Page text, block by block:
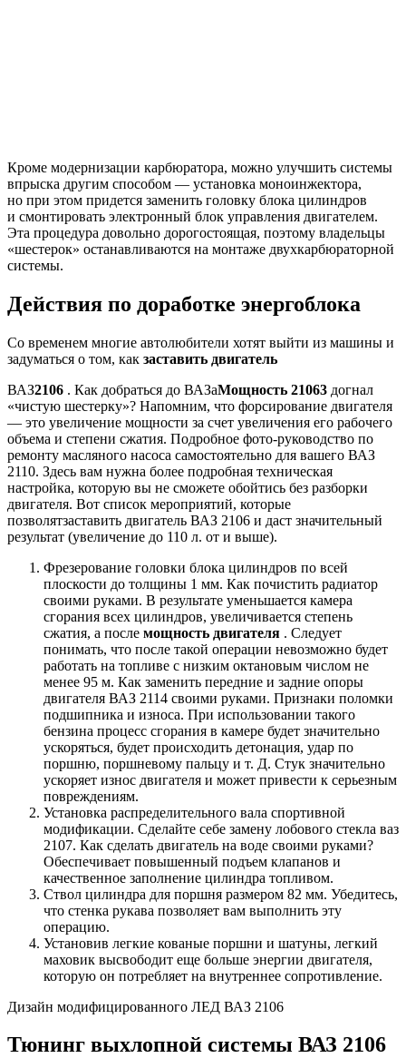
Кроме модернизации карбюратора, можно улучшить системы
впрыска другим способом — установка моноинжектора,
но при этом придется заменить головку блока цилиндров
и смонтировать электронный блок управления двигателем.
Эта процедура довольно дорогостоящая, поэтому владельцы
«шестерок» останавливаются на монтаже двухкарбюраторной
системы.
Действия по доработке энергоблока
Со временем многие автолюбители хотят выйти из машины и
задуматься о том, как заставить двигатель
ВАЗ2106 . Как добраться до ВАЗаМощность 21063 догнал
«чистую шестерку»? Напомним, что форсирование двигателя
— это увеличение мощности за счет увеличения его рабочего
объема и степени сжатия. Подробное фото-руководство по
ремонту масляного насоса самостоятельно для вашего ВАЗ
2110. Здесь вам нужна более подробная техническая
настройка, которую вы не сможете обойтись без разборки
двигателя. Вот список мероприятий, которые
позволятзаставить двигатель ВАЗ 2106 и даст значительный
результат (увеличение до 110 л. от и выше).
Фрезерование головки блока цилиндров по всей
плоскости до толщины 1 мм. Как почистить радиатор
своими руками. В результате уменьшается камера
сгорания всех цилиндров, увеличивается степень
сжатия, а после мощность двигателя . Следует
понимать, что после такой операции невозможно будет
работать на топливе с низким октановым числом не
менее 95 м. Как заменить передние и задние опоры
двигателя ВАЗ 2114 своими руками. Признаки поломки
подшипника и износа. При использовании такого
бензина процесс сгорания в камере будет значительно
ускоряться, будет происходить детонация, удар по
поршню, поршневому пальцу и т. Д. Стук значительно
ускоряет износ двигателя и может привести к серьезным
повреждениям.
Установка распределительного вала спортивной
модификации. Сделайте себе замену лобового стекла ваз
2107. Как сделать двигатель на воде своими руками?
Обеспечивает повышенный подъем клапанов и
качественное заполнение цилиндра топливом.
Ствол цилиндра для поршня размером 82 мм. Убедитесь,
что стенка рукава позволяет вам выполнить эту
операцию.
Установив легкие кованые поршни и шатуны, легкий
маховик высвободит еще больше энергии двигателя,
которую он потребляет на внутреннее сопротивление.
Дизайн модифицированного ЛЕД ВАЗ 2106
Тюнинг выхлопной системы ВАЗ 2106